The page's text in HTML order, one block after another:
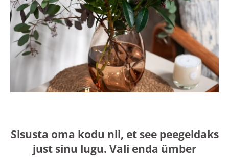
Sisusta oma kodu nii, et see peegeldaks
just sinu lugu. Vali enda ümber